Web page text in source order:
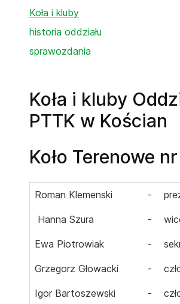
Koła i kluby
historia oddziału
sprawozdania
Koła i kluby
PTTK w Kościan
Koło Terenowe nr
Roman Klemenski -
Hanna Szura -
Ewa Piotrowiak -
Grzegorz Głowacki -
Igor Bartoszewski -